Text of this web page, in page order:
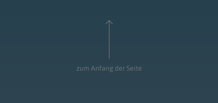
zum Anfang der Seite